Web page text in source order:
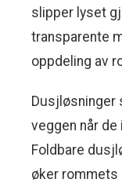
slipper lyset
transparente
oppdeling av
Dusjløsninger
veggen når
Foldbare
øker rommets